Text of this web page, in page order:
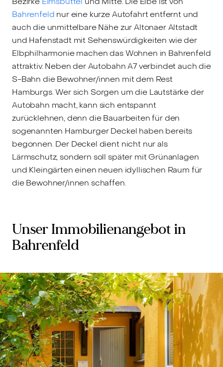
Bahrenfeld nur eine kurze Autofahrt entfernt und
auch die unmittelbare Nähe zur Altonaer Altstadt
und Hafenstadt mit Sehenswürdigkeiten wie der
Elbphilharmonie machen das Wohnen in Bahrenfeld
attraktiv. Neben der Autobahn A7 verbindet auch die
S-Bahn die Bewohner/innen mit dem Rest
Hamburgs. Wer sich Sorgen um die Lautstärke der
Autobahn macht, kann sich entspannt
zurücklehnen, denn die Bauarbeiten für den
sogenannten Hamburger Deckel haben bereits
begonnen. Der Deckel dient nicht nur als
Lärmschutz, sondern soll später mit Grünanlagen
und Kleingärten einen neuen idyllischen Raum für
die Bewohner/innen schaffen.
Unser Immobilienangebot in
Bahrenfeld